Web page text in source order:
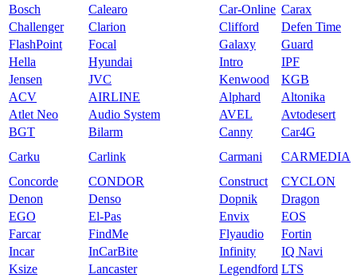
Bosch
Calearo Car-Online Carax
Challenger
Clarion Clifford
Defen Time
FlashPoint
Focal Galaxy
Guard
Hella
Hyundai Intro
IPF
Jensen
JVC Kenwood
KGB
ACV
AIRLINE Alphard
Altonika
Atlet Neo
Audio System AVEL
Avtodesert
BGT
Bilarm Canny
Car4G
Carku
Carlink Carmani
CARMEDIA
Concorde
CONDOR Construct
CYCLON
Denon
Denso Dopnik
Dragon
EGO
El-Pas Envix
EOS
Farcar
FindMe Flyaudio
Fortin
Incar
InCarBite Infinity
IQ Navi
Ksize
Lancaster Legendford LTS